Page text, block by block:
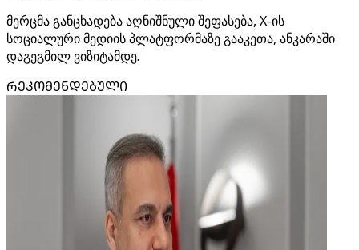
მერცმა განცხადება აღნიშნული შეფასება, X-ის
სოციალური მედიის პლატფორმაზე გააკეთა, ანკარაში
დაგეგმილ ვიზიტამდე.
ᲠᲔᲙᲝᲛᲔᲜᲓᲔᲑᲣᲚᲘ